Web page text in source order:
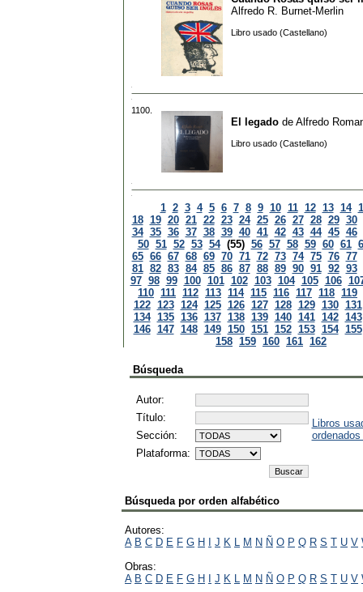
Alfredo R. Burnet-Merlin
Libro usado (Castellano)
1100.
El legado de Alfredo
Libro usado (Castellano)
1 2 3 4 5 6 7 8 9 10 11 12 13 14
18 19 20 21 22 23 24 25 26 27 28 29 30
34 35 36 37 38 39 40 41 42 43 44 45 46
50 51 52 53 54 (55) 56 57 58 59 60 61
65 66 67 68 69 70 71 72 73 74 75 76 77
81 82 83 84 85 86 87 88 89 90 91 92 93
97 98 99 100 101 102 103 104 105 106
110 111 112 113 114 115 116 117 118 119
122 123 124 125 126 127 128 129 130 131
134 135 136 137 138 139 140 141 142 143
146 147 148 149 150 151 152 153 154 155
158 159 160 161 162
Búsqueda
Autor:
Título:
Sección:
Plataforma:
Libros
Búsqueda por orden alfabético
Autores:
A B C D E F G H I J K L M N Ñ O P Q R S T U V
Obras:
A B C D E F G H I J K L M N Ñ O P Q R S T U V